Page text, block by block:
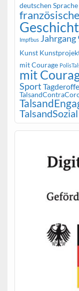
deutschen Sprache
Impfbus Jahrgang
Kunst
mit Courage
mit
Sport
TalsandSozial